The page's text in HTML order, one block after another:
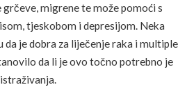
migrene te može pomoći s
tjeskobom i depresijom. Neka
da je dobra za liječenje raka i multiple
da li je ovo točno potrebno je